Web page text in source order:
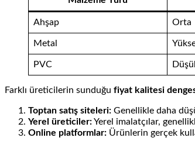
Ahşap Orta
Metal
PVC
Farklı üreticilerin sunduğu fiyat kalitesi
Toptan satış siteleri: Genellikle daha
Yerel üreticiler:Yerel imalatçılar,
Online platformlar: Ürünlerin gerçek